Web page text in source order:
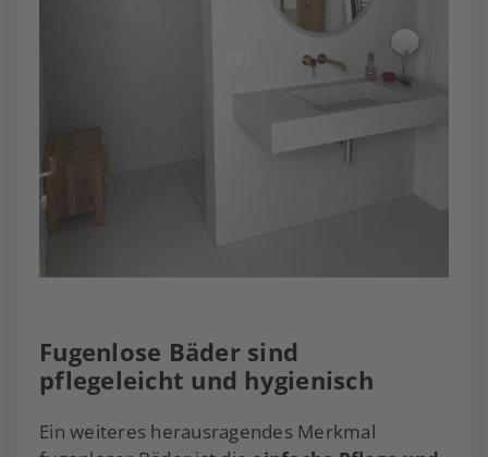
Fugenlose Bäder sind
pflegeleicht und hygienisch
Ein weiteres herausragendes Merkmal